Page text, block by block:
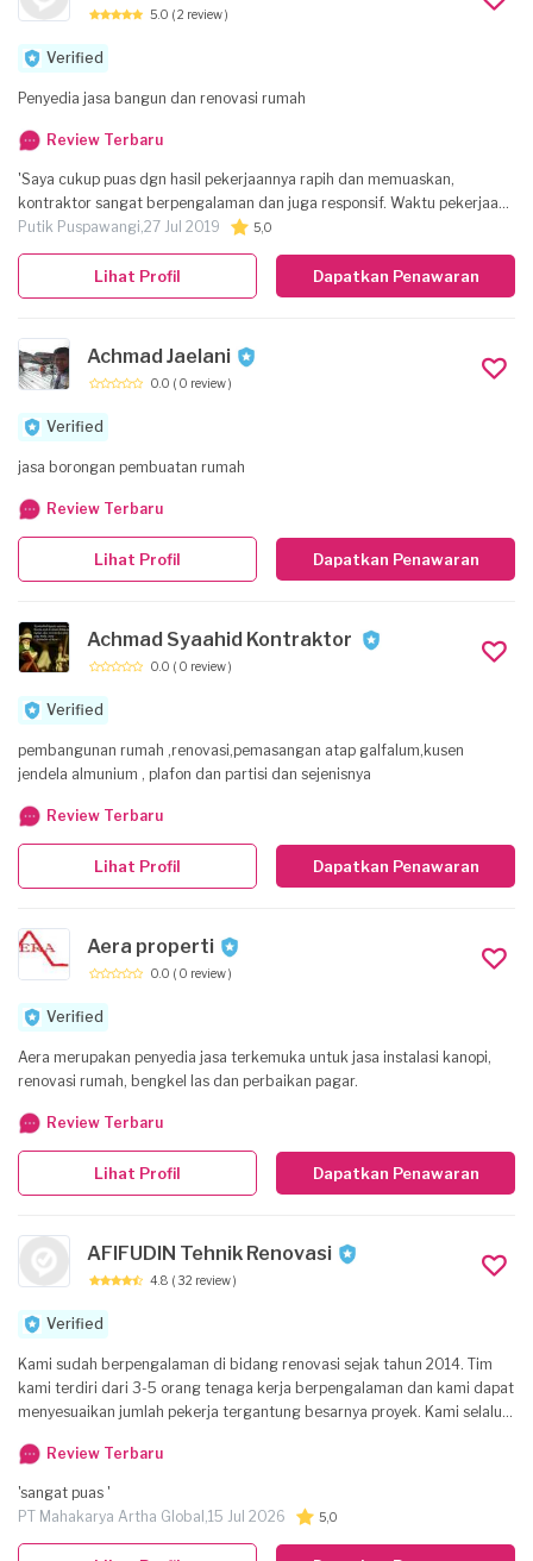
5.0 ( 2 review )
Verified
Penyedia jasa bangun dan renovasi rumah
Review Terbaru
'Saya cukup puas dgn hasil pekerjaannya rapih dan memuaskan,
kontraktor sangat berpengalaman dan juga responsif. Waktu pekerjaan
cukup akurat sesuai dgn yg diijanjikan. '
Putik Puspawangi,27 Jul 2019 5,0
Dapatkan Penawaran
Lihat Profil
Achmad Jaelani
0.0 ( 0 review )
Verified
jasa borongan pembuatan rumah
Review Terbaru
Dapatkan Penawaran
Lihat Profil
Achmad Syaahid Kontraktor
0.0 ( 0 review )
Verified
pembangunan rumah ,renovasi,pemasangan atap galfalum,kusen
jendela almunium , plafon dan partisi dan sejenisnya
Review Terbaru
Dapatkan Penawaran
Lihat Profil
Aera properti
0.0 ( 0 review )
Verified
Aera merupakan penyedia jasa terkemuka untuk jasa instalasi kanopi,
renovasi rumah, bengkel las dan perbaikan pagar.
Review Terbaru
Dapatkan Penawaran
Lihat Profil
AFIFUDIN Tehnik Renovasi
4.8 ( 32 review )
Verified
Kami sudah berpengalaman di bidang renovasi sejak tahun 2014. Tim
kami terdiri dari 3-5 orang tenaga kerja berpengalaman dan kami dapat
menyesuaikan jumlah pekerja tergantung besarnya proyek. Kami selalu
Kami mengutamakan kesopanan, disiplin, dan bertanggung jawab
dalam pekerjaan kami. Garansi kami berikan untuk pekerjaan yang kami
lakukan, lama waktu disesuaikan. Ada baiknya untuk kami lakukan
survey terlebih dahulu untuk mengetahui detail lebih rinci dan
menyesuaikan dengan keinginan Anda sehingga dapat menginfokan
Review Terbaru
'sangat puas '
PT Mahakarya Artha Global,15 Jul 2026 5,0